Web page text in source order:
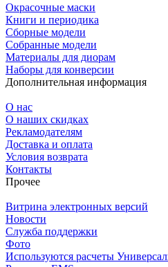
Окрасочные маски
Книги и периодика
Сборные модели
Собранные модели
Материалы для диорам
Наборы для конверсии
Дополнительная информация
О нас
О наших скидках
Рекламодателям
Доставка и оплата
Условия возврата
Контакты
Прочее
Витрина электронных версий
Новости
Служба поддержки
Фото
Используются расчеты